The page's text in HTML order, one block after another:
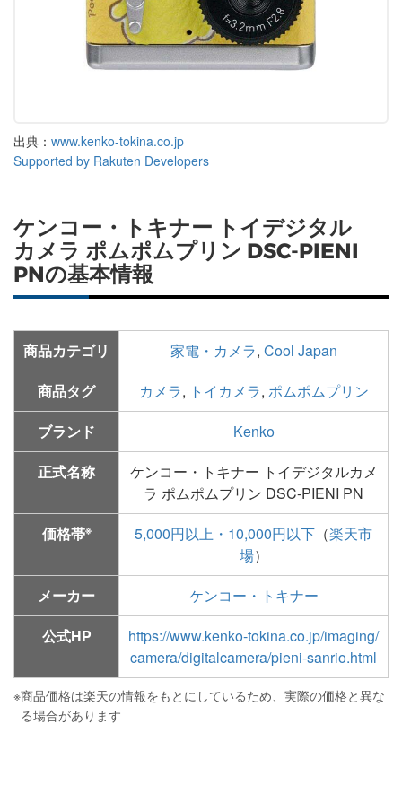
出典： www.kenko-tokina.co.jp
Supported by Rakuten Developers
ケンコー・トキナー トイデジタル
カメラ ポムポムプリン DSC-PIENI
PNの基本情報
商品カテゴリ 家電・カメラ, Cool Japan
商品タグ
カメラ, トイカメラ, ポムポムプリン
ブランド
Kenko
正式名称
ケンコー・トキナー トイデジタルカメ
ラ ポムポムプリン DSC-PIENI PN
価格帯※ 5,000円以上・10,000円以下 （楽天市
場）
メーカー
ケンコー・トキナー
公式HP
https://www.kenko-tokina.co.jp/imaging/
camera/digitalcamera/pieni-sanrio.html
※商品価格は楽天の情報をもとにしているため、実際の価格と異な
る場合があります